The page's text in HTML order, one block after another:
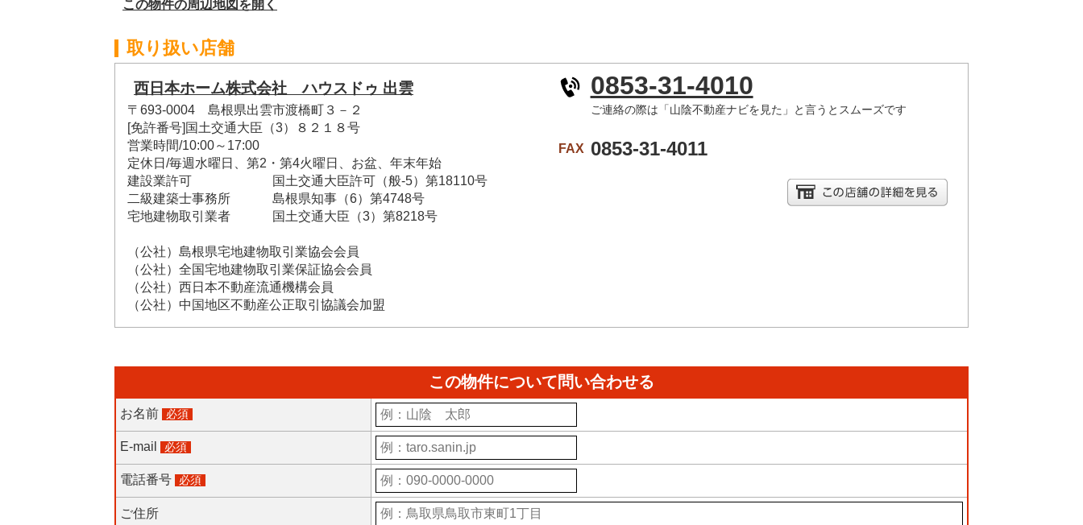
この物件の周辺地図を開く
取り扱い店舗
西日本ホーム株式会社 ハウスドゥ 出雲
〒693-0004 島根県出雲市渡橋町３－２
[免許番号]国土交通大臣（3）８２１８号
営業時間/10:00～17:00
定休日/毎週水曜日、第2・第4火曜日、お盆、年末年始
建設業許可 国土交通大臣許可（般-5）第18110号
二級建築士事務所 島根県知事（6）第4748号
宅地建物取引業者 国土交通大臣（3）第8218号
（公社）島根県宅地建物取引業協会会員
（公社）全国宅地建物取引業保証協会会員
（公社）西日本不動産流通機構会員
（公社）中国地区不動産公正取引協議会加盟
0853-31-4010
ご連絡の際は「山陰不動産ナビを見た」と言うとスムーズです
FAX 0853-31-4011